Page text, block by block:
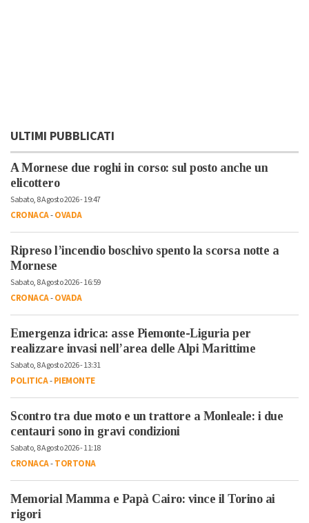
ULTIMI PUBBLICATI
A Mornese due roghi in corso: sul posto anche un
elicottero
Sabato, 8 Agosto 2026 - 19:47
CRONACA-OVADA
Ripreso l’incendio boschivo spento la scorsa notte a
Mornese
Sabato, 8 Agosto 2026 - 16:59
CRONACA-OVADA
Emergenza idrica: asse Piemonte-Liguria per
realizzare invasi nell’area delle Alpi Marittime
Sabato, 8 Agosto 2026 - 13:31
POLITICA-PIEMONTE
Scontro tra due moto e un trattore a Monleale: i due
centauri sono in gravi condizioni
Sabato, 8 Agosto 2026 - 11:18
CRONACA-TORTONA
Memorial Mamma e Papà Cairo: vince il Torino ai
rigori